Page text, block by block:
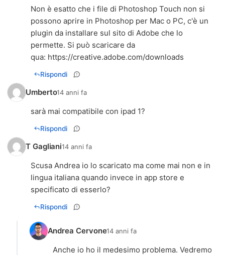
Non è esatto che i file di Photoshop Touch non si
possono aprire in Photoshop per Mac o PC, c'è un
plugin da installare sul sito di Adobe che lo
permette. Si può scaricare da
qua: https://creative.adobe.com/downloads
Rispondi
Umberto14 anni fa
sarà mai compatibile con ipad 1?
Rispondi
T Gagliani14 anni fa
Scusa Andrea io lo scaricato ma come mai non e in
lingua italiana quando invece in app store e
specificato di esserlo?
Rispondi
Andrea Cervone14 anni fa
Anche io ho il medesimo problema. Vedremo